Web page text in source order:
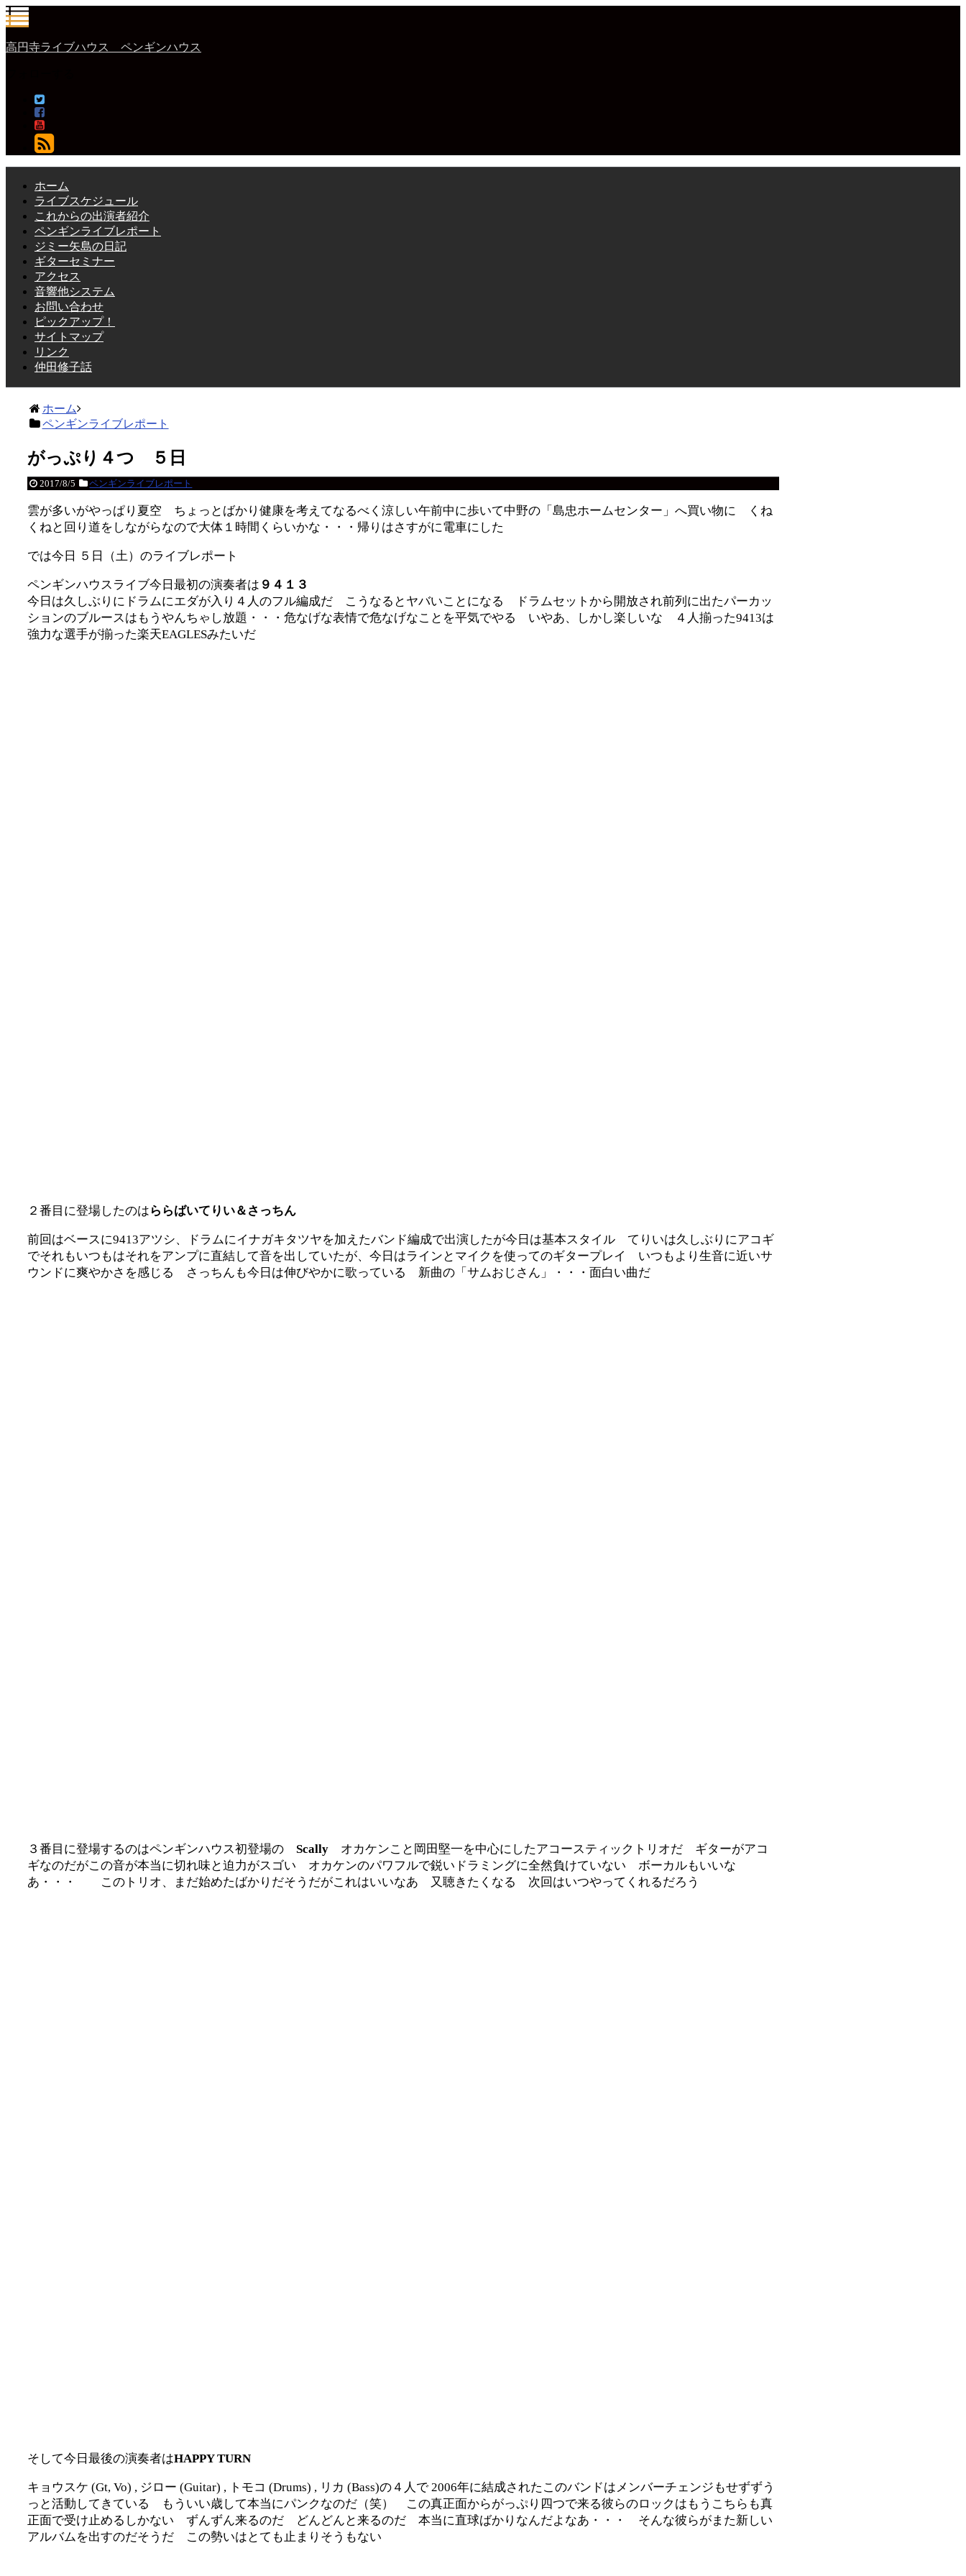
高円寺ライブハウス ペンギンハウス
ホーム
ライブスケジュール
これからの出演者紹介
ペンギンライブレポート
ジミー矢島の日記
ギターセミナー
アクセス
音響他システム
お問い合わせ
ピックアップ！
サイトマップ
リンク
仲田修子話
ホーム
ペンギンライブレポート
がっぷり４つ ５日
2017/8/5 ペンギンライブレポート
雲が多いがやっぱり夏空 ちょっとばかり健康を考えてなるべく涼しい午前中に歩いて中野の「島忠ホームセンター」へ買い物に くね
くねと回り道をしながらなので大体１時間くらいかな・・・帰りはさすがに電車にした
では今日 ５日（土）のライブレポート
ペンギンハウスライブ今日最初の演奏者は ９４１３
今日は久しぶりにドラムにエダが入り４人のフル編成だ こうなるとヤバいことになる ドラムセットから開放され前列に出たパーカッ
ションのブルースはもうやんちゃし放題・・・危なげな表情で危なげなことを平気でやる いやあ、しかし楽しいな ４人揃った9413は
強力な選手が揃った楽天EAGLESみたいだ
２番目に登場したのは ららばいてりい＆さっちん
前回はベースに9413アツシ、ドラムにイナガキタツヤを加えたバンド編成で出演したが今日は基本スタイル てりいは久しぶりにアコギ
でそれもいつもはそれをアンプに直結して音を出していたが、今日はラインとマイクを使ってのギタープレイ いつもより生音に近いサ
ウンドに爽やかさを感じる さっちんも今日は伸びやかに歌っている 新曲の「サムおじさん」・・・面白い曲だ
３番目に登場するのはペンギンハウス初登場の Scally オカケンこと岡田堅一を中心にしたアコースティックトリオだ ギターがアコ
ギなのだがこの音が本当に切れ味と迫力がスゴい オカケンのパワフルで鋭いドラミングに全然負けていない ボーカルもいいな
あ・・・ このトリオ、まだ始めたばかりだそうだがこれはいいなあ 又聴きたくなる 次回はいつやってくれるだろう
そして今日最後の演奏者はHAPPY TURN
キョウスケ (Gt, Vo) , ジロー (Guitar) , トモコ (Drums) , リカ (Bass)の４人で 2006年に結成されたこのバンドはメンバーチェンジもせずずう
っと活動してきている もういい歳して本当にパンクなのだ（笑） この真正面からがっぷり四つで来る彼らのロックはもうこちらも真
正面で受け止めるしかない ずんずん来るのだ どんどんと来るのだ 本当に直球ばかりなんだよなあ・・・ そんな彼らがまた新しい
アルバムを出すのだそうだ この勢いはとても止まりそうもない